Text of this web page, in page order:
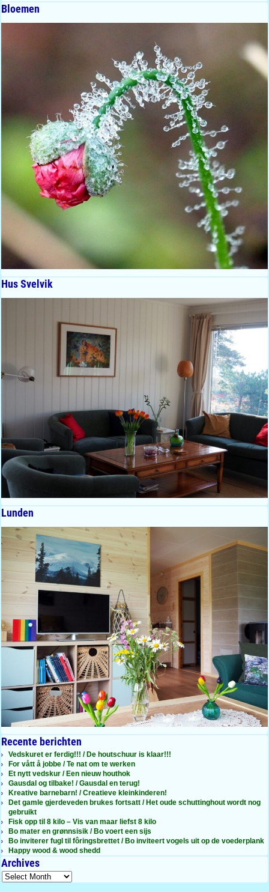
Bloemen
Hus Svelvik
Lunden
Recente berichten
Vedskuret er ferdig!!! / De houtschuur is klaar!!!
For vått å jobbe / Te nat om te werken
Et nytt vedskur / Een nieuw houthok
Gausdal og tilbake! / Gausdal en terug!
Kreative barnebarn! / Creatieve kleinkinderen!
Det gamle gjerdeveden brukes fortsatt / Het oude schuttinghout wordt nog
gebruikt
Fisk opp til 8 kilo – Vis van maar liefst 8 kilo
Bo mater en grønnsisik / Bo voert een sijs
Bo inviterer fugl til fôringsbrettet / Bo inviteert vogels uit op de voederplank
Happy wood & wood shedd
Archives